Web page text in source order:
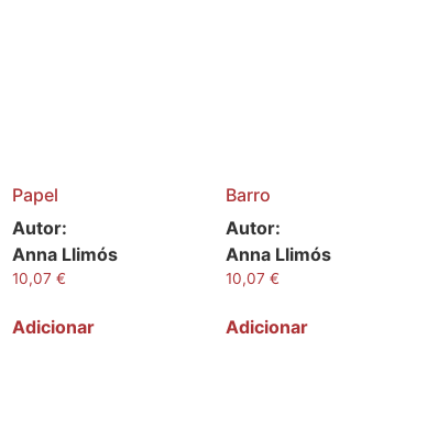
Papel
Autor:
Anna Llimós
10,07€
Adicionar
Barro
Autor:
Anna Llimós
10,07 €
Adicionar